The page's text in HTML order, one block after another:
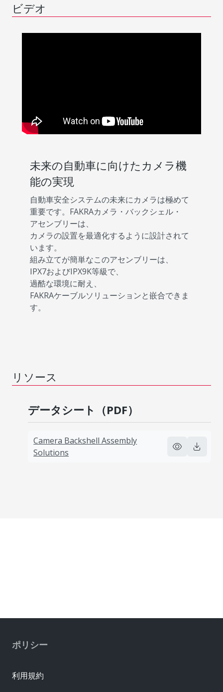
ビデオ
未来の自動車に向けたカメラ機
能の実現
自動車安全システムの未来にカメラは極めて
重要です。FAKRAカメラ・バックシェル・
アセンブリーは、
カメラの設置を最適化するように設計されて
います。
組み立てが簡単なこのアセンブリーは、
IPX7およびIPX9K等級で、
過酷な環境に耐え、
FAKRAケーブルソリューションと嵌合できま
す。
リソース
データシート（PDF）
Camera Backshell Assembly
Solutions
ポリシー
利用規約